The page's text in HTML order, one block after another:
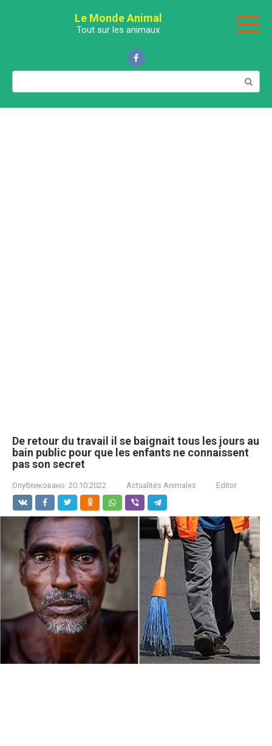
Le Monde Animal
Tout sur les animaux
Поиск:
De retour du travail il se baignait tous les jours au
bain public pour que les enfants ne connaissent
pas son sеcret
Опубликовано: 20.10.2022 Actualités Animales Editor